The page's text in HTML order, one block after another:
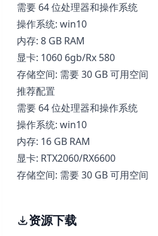
需要 64 位处理器和操作系统
操作系统: win10
内存: 8 GB RAM
显卡: 1060 6gb/Rx 580
存储空间: 需要 30 GB 可用空间
推荐配置
需要 64 位处理器和操作系统
操作系统: win10
内存: 16 GB RAM
显卡: RTX2060/RX6600
存储空间: 需要 30 GB 可用空间
资源下载